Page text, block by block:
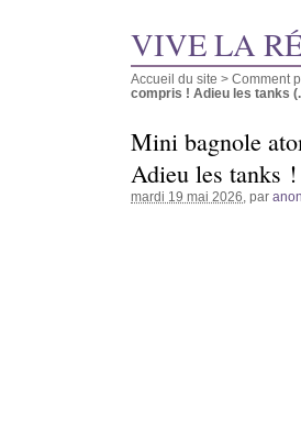
VIVE LA
Accueil du site > Comment
compris ! Adieu les tanks
Mini bagnole
Adieu les tanks !
mardi 19 mai 2026 , par